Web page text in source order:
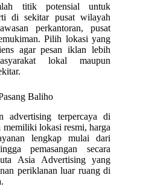
titik potensial untuk
di sekitar pusat wilayah
perkantoran, pusat
Pilih lokasi yang
agar pesan iklan lebih
lokal maupun
Baliho
advertising terpercaya di
memiliki lokasi resmi, harga
lengkap mulai dari
pemasangan secara
Asia Advertising yang
periklanan luar ruang di